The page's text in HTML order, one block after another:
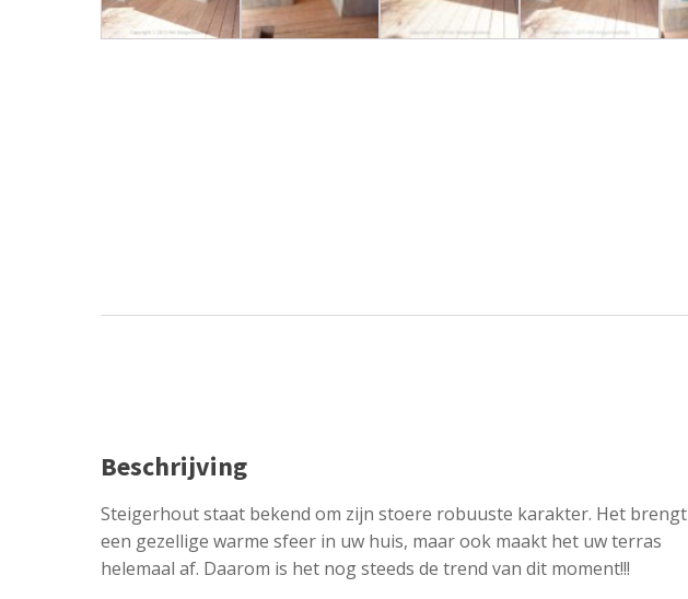
Beschrijving
Steigerhout staat bekend om zijn stoere robuuste karakter. Het brengt
een gezellige warme sfeer in uw huis, maar ook maakt het uw terras
helemaal af. Daarom is het nog steeds de trend van dit moment!!!